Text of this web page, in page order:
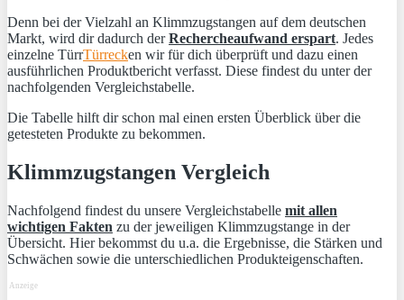
Denn bei der Vielzahl an Klimmzugstangen auf dem deutschen
Markt, wird dir dadurch derRechercheaufwand erspart. Jedes
einzelne TürrTürrecken wir für dich überprüft und dazu einen
ausführlichen Produktbericht verfasst. Diese findest du unter der
nachfolgenden Vergleichstabelle.
Die Tabelle hilft dir schon mal einen ersten Überblick über die
getesteten Produkte zu bekommen.
Klimmzugstangen Vergleich
Nachfolgend findest du unsere Vergleichstabelle mit allen
wichtigen Fakten zu der jeweiligen Klimmzugstange in der
Übersicht. Hier bekommst du u.a. die Ergebnisse, die Stärken und
Schwächen sowie die unterschiedlichen Produkteigenschaften.
Anzeige